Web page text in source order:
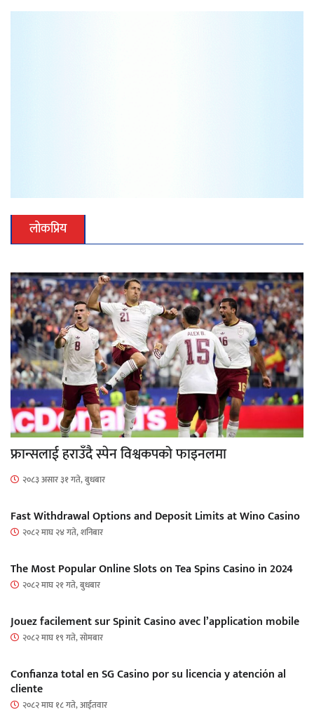
लोकप्रिय
फ्रान्सलाई हराउँदै स्पेन विश्वकपको फाइनलमा
२०८३ असार ३१ गते, बुधबार
Fast Withdrawal Options and Deposit Limits at Wino Casino
२०८२ माघ २४ गते, शनिबार
The Most Popular Online Slots on Tea Spins Casino in 2024
२०८२ माघ २१ गते, बुधबार
Jouez facilement sur Spinit Casino avec l’application mobile
२०८२ माघ १९ गते, सोमबार
Confianza total en SG Casino por su licencia y atención al
cliente
२०८२ माघ १८ गते, आईतवार